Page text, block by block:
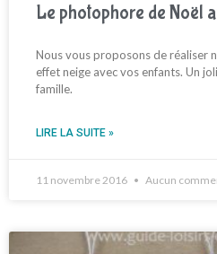
Le photophore de Noël
Nous vous proposons de réaliser
effet neige avec vos enfants. Un
famille.
LIRE LA SUITE »
11 novembre 2016 Aucun